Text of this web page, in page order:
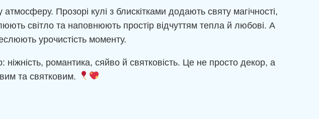
Прозорі кулі з блискітками додають святу магічності,
світло та наповнюють простір відчуттям тепла й любові. А
урочистість моменту.
романтика, сяйво й святковість. Це не просто декор, а
та святковим.